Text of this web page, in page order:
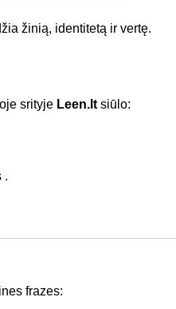
žinią, identitetą ir vertę.
srityje Leen.lt siūlo:
.
frazes: